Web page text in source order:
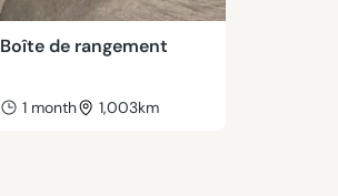
Boîte de rangement
1 month 1,003km